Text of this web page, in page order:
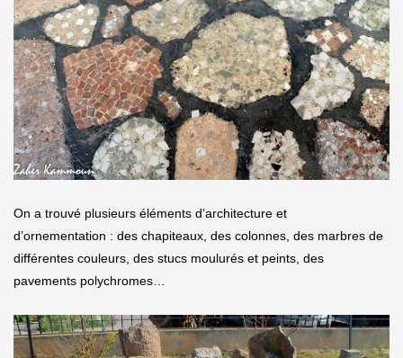
On a trouvé plusieurs éléments d’architecture et
d’ornementation : des chapiteaux, des colonnes, des marbres de
différentes couleurs, des stucs moulurés et peints, des
pavements polychromes…